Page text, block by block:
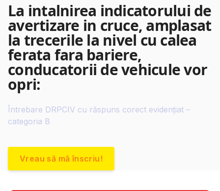
La intalnirea indicatorului de
avertizare in cruce, amplasat
la trecerile la nivel cu calea
ferata fara bariere,
conducatorii de vehicule vor
opri:
Întrebare DRPCIV cu răspuns corect evidențiat –
categoria B
Vreau să mă înscriu!